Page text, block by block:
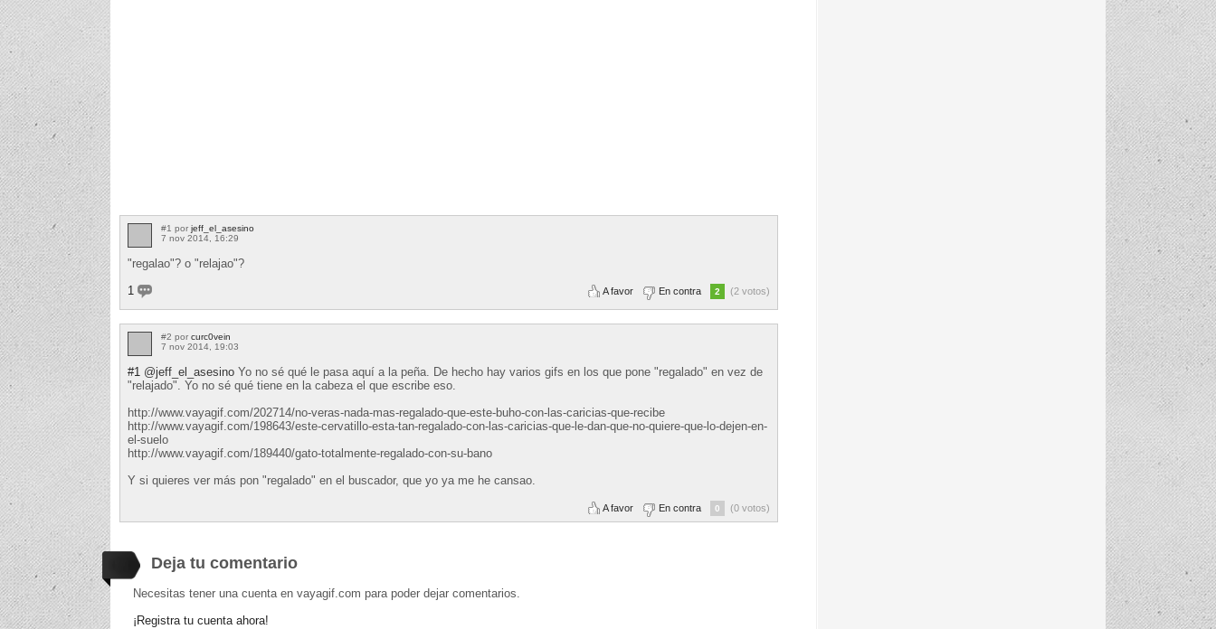
#1 por jeff_el_asesino
7 nov 2014, 16:29
"regalao"? o "relajao"?
1
A favor En contra 2 (2 votos)
#2 por curc0vein
7 nov 2014, 19:03
#1 @jeff_el_asesino Yo no sé qué le pasa aquí a la peña. De hecho hay varios gifs en los que pone "regalado" en vez de
"relajado". Yo no sé qué tiene en la cabeza el que escribe eso.
http://www.vayagif.com/202714/no-veras-nada-mas-regalado-que-este-buho-con-las-caricias-que-recibe
http://www.vayagif.com/198643/este-cervatillo-esta-tan-regalado-con-las-caricias-que-le-dan-que-no-quiere-que-lo-dejen-en-
el-suelo
http://www.vayagif.com/189440/gato-totalmente-regalado-con-su-bano
Y si quieres ver más pon "regalado" en el buscador, que yo ya me he cansao.
A favor En contra 0 (0 votos)
Deja tu comentario
Necesitas tener una cuenta en vayagif.com para poder dejar comentarios.
¡Registra tu cuenta ahora!